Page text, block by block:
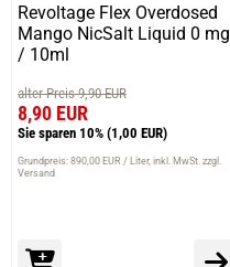
Revoltage Flex Overdosed
Mango NicSalt Liquid 0 mg
/ 10ml
alter Preis 9,90 EUR
8,90 EUR
Sie sparen 10% (1,00 EUR)
Grundpreis: 890,00 EUR / Liter inkl. MwSt. zzgl.
Versand